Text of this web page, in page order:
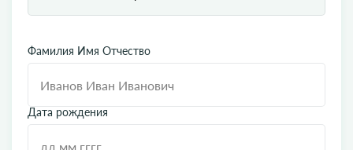
Фамилия Имя Отчество
Дата рождения